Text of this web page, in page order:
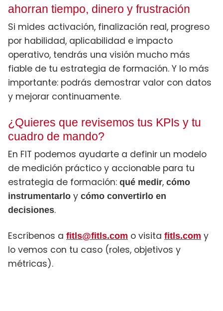
ahorran tiempo, dinero y frustración
Si mides activación, finalización real, progreso
por habilidad, aplicabilidad e impacto
operativo, tendrás una visión mucho más
fiable de tu estrategia de formación. Y lo más
importante: podrás demostrar valor con datos
y mejorar continuamente.
¿Quieres que revisemos tus KPIs y tu
cuadro de mando?
En FIT podemos ayudarte a definir un modelo
de medición práctico y accionable para tu
estrategia de formación: qué medir, cómo
instrumentarlo y cómo convertirlo en
decisiones.
Escríbenos a fitls@fitls.com o visita fitls.com y
lo vemos con tu caso (roles, objetivos y
métricas).